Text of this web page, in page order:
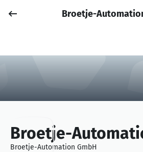
Broetje-
Broetje-
Broetje-Automation GmbH